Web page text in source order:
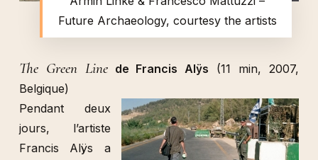
Future Archaeology, courtesy the artists
The Green Linede Francis Alÿs (11 min, 2007,
Belgique)
Pendant deux
jours, l’artiste
Francis Alÿs a